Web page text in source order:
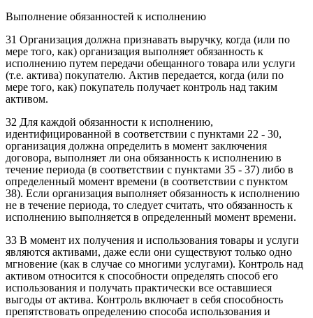
Выполнение обязанностей к исполнению
31 Организация должна признавать выручку, когда (или по
мере того, как) организация выполняет обязанность к
исполнению путем передачи обещанного товара или услуги
(т.е. актива) покупателю. Актив передается, когда (или по
мере того, как) покупатель получает контроль над таким
активом.
32 Для каждой обязанности к исполнению,
идентифицированной в соответствии с пунктами 22 - 30,
организация должна определить в момент заключения
договора, выполняет ли она обязанность к исполнению в
течение периода (в соответствии с пунктами 35 - 37) либо в
определенный момент времени (в соответствии с пунктом
38). Если организация выполняет обязанность к исполнению
не в течение периода, то следует считать, что обязанность к
исполнению выполняется в определенный момент времени.
33 В момент их получения и использования товары и услуги
являются активами, даже если они существуют только одно
мгновение (как в случае со многими услугами). Контроль над
активом относится к способности определять способ его
использования и получать практически все оставшиеся
выгоды от актива. Контроль включает в себя способность
препятствовать определению способа использования и